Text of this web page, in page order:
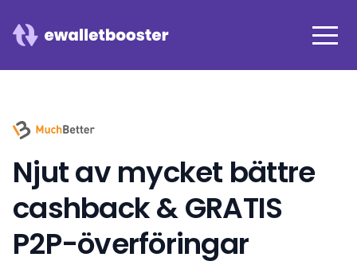
Njut av mycket bättre
cashback & GRATIS
P2P-överföringar